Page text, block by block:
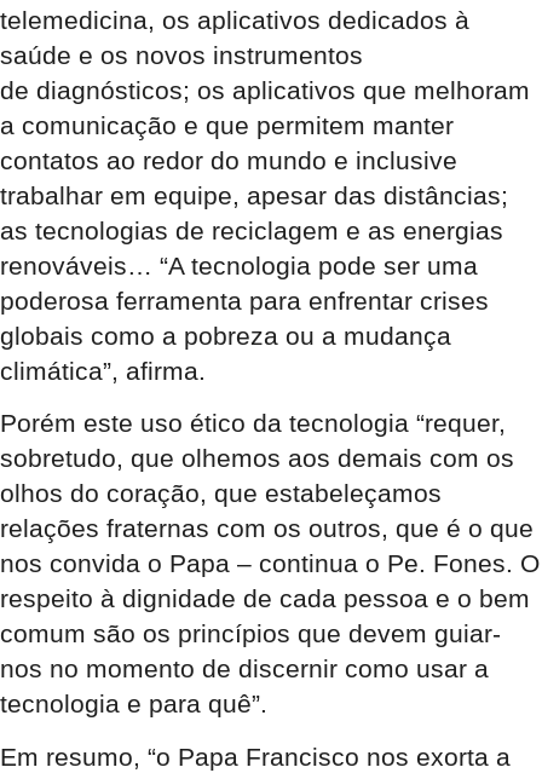
telemedicina, os aplicativos dedicados à
saúde e os novos instrumentos
de diagnósticos; os aplicativos que melhoram
a comunicação e que permitem manter
contatos ao redor do mundo e inclusive
trabalhar em equipe, apesar das distâncias;
as tecnologias de reciclagem e as energias
renováveis… “A tecnologia pode ser uma
poderosa ferramenta para enfrentar crises
globais como a pobreza ou a mudança
climática”, afirma.
Porém este uso ético da tecnologia “requer,
sobretudo, que olhemos aos demais com os
olhos do coração, que estabeleçamos
relações fraternas com os outros, que é o que
nos convida o Papa – continua o Pe. Fones. O
respeito à dignidade de cada pessoa e o bem
comum são os princípios que devem guiar-
nos no momento de discernir como usar a
tecnologia e para quê”.
Em resumo, “o Papa Francisco nos exorta a